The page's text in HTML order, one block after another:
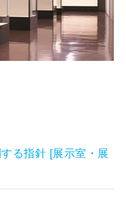
る指針 [展示室・展